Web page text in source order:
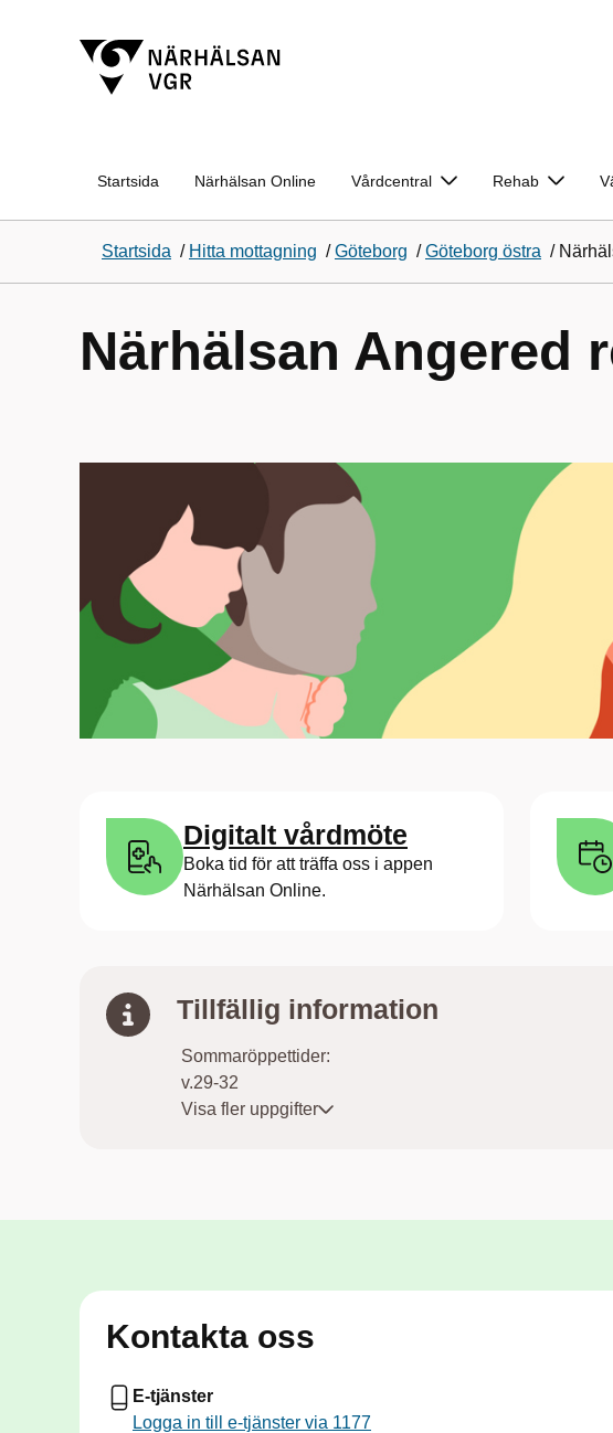
Startsida Närhälsan Online Vårdcentral Rehab
Startsida / Hitta mottagning /Göteborg /Göteborg östra /
Närhälsan Angered
Digitalt vårdmöte
Boka tid för att träffa oss i appen
Närhälsan Online.
Tillfällig information
Sommaröppettider:
v.29-32
Mån - ons 7.30-17.00
Visa fler uppgifter
Kontakta oss
E-tjänster
Logga in till e-tjänster via 1177